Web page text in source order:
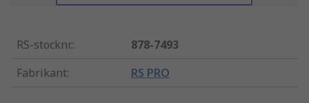
RS-stocknr.:
878-7493
Fabrikant: RS PRO